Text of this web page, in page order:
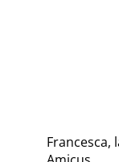
Francesca,